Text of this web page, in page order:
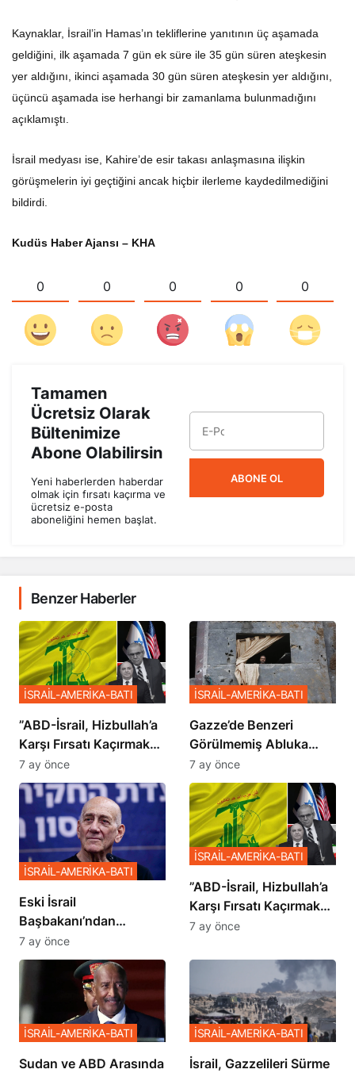
Kaynaklar, İsrail’in Hamas’ın tekliflerine yanıtının üç aşamada
geldiğini, ilk aşamada 7 gün ek süre ile 35 gün süren ateşkesin
yer aldığını, ikinci aşamada 30 gün süren ateşkesin yer aldığını,
üçüncü aşamada ise herhangi bir zamanlama bulunmadığını
açıklamıştı.
İsrail medyası ise, Kahire’de esir takası anlaşmasına ilişkin
görüşmelerin iyi geçtiğini ancak hiçbir ilerleme kaydedilmediğini
bildirdi.
Kudüs Haber Ajansı – KHA
0 0 0 0 0
Tamamen
Ücretsiz Olarak
Bültenimize
Abone Olabilirsin
Yeni haberlerden haberdar
olmak için fırsatı kaçırma ve
ücretsiz e-posta
aboneliğini hemen başlat.
ABONE OL
Benzer Haberler
​​​​​​​”ABD-İsrail, Hizbullah’a
Karşı Fırsatı Kaçırmak
İstemiyor”
İSRAİL-AMERİKA-BATI
7 ay önce
​​​​​​​Gazze’de Benzeri
Görülmemiş Abluka
Planı
İSRAİL-AMERİKA-BATI
7 ay önce
Eski İsrail
Başbakanı’ndan
Netanyahu’ya Ağır
Sözler
İSRAİL-AMERİKA-BATI
7 ay önce
​​​​​​​”ABD-İsrail, Hizbullah’a
Karşı Fırsatı Kaçırmak
İstemiyor”
İSRAİL-AMERİKA-BATI
7 ay önce
Sudan ve ABD Arasında
İSRAİL-AMERİKA-BATI
İsrail, Gazzelileri Sürme
İSRAİL-AMERİKA-BATI